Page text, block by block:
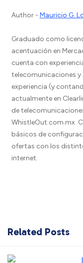
Author - Mauricio G.
Graduado como
acentuación en
cuenta con
telecomunicaciones
experiencia (y
actualmente en
de
WhistleOut.com.mx.
básicos de
ofertas con los
internet.
Related Posts